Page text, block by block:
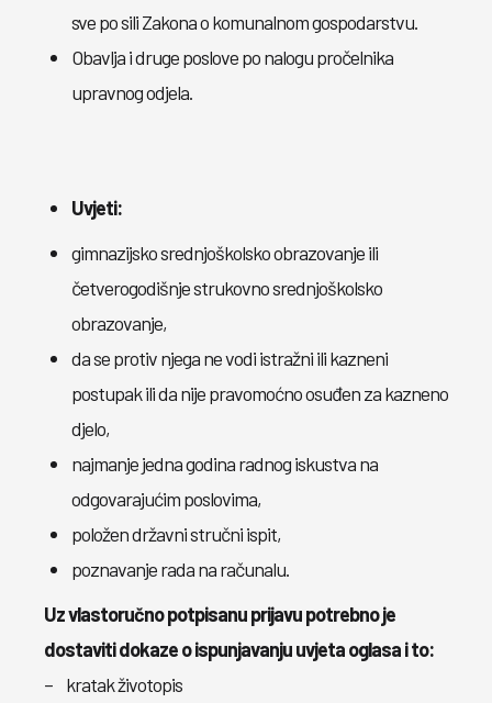
sve po sili Zakona o komunalnom gospodarstvu.
Obavlja i druge poslove po nalogu pročelnika
upravnog odjela.
Uvjeti:
gimnazijsko srednjoškolsko obrazovanje ili
četverogodišnje strukovno srednjoškolsko
obrazovanje,
da se protiv njega ne vodi istražni ili kazneni
postupak ili da nije pravomoćno osuđen za kazneno
djelo,
najmanje jedna godina radnog iskustva na
odgovarajućim poslovima,
položen državni stručni ispit,
poznavanje rada na računalu.
Uz vlastoručno potpisanu prijavu potrebno je
dostaviti dokaze o ispunjavanju uvjeta oglasa i to:
– kratak životopis